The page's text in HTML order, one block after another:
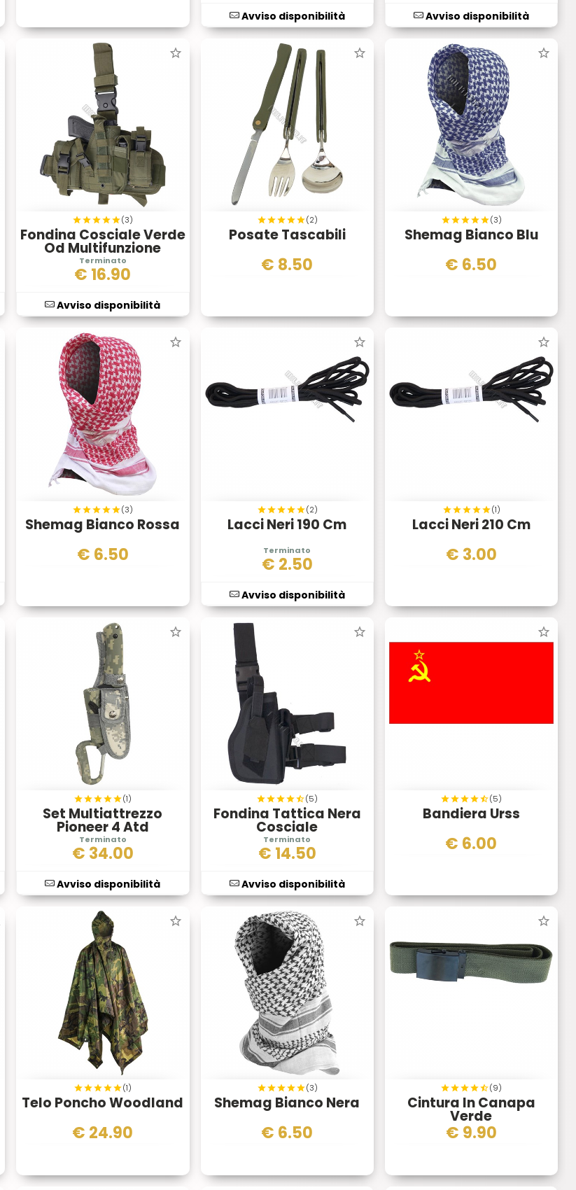
Avviso disponibilità Avviso disponibilità
(3)
Fondina Cosciale Verde
Od Multifunzione
€ 16.90
Avviso disponibilità
(2)
Posate Tascabili
€ 8.50
(3)
Shemag Bianco Blu
€ 6.50
(3)
Shemag Bianco Rossa
€ 6.50
(2)
Lacci Neri 190 Cm
€ 2.50
Avviso disponibilità
(1)
Lacci Neri 210 Cm
€ 3.00
(1)
Set Multiattrezzo
Pioneer 4 Atd
€ 34.00
Avviso disponibilità
(5)
Fondina Tattica Nera
Cosciale
€ 14.50
Avviso disponibilità
(5)
Bandiera Urss
€ 6.00
(1)
Telo Poncho Woodland
€ 24.90
(3)
Shemag Bianco Nera
€ 6.50
(9)
Cintura In Canapa
Verde
€ 9.90